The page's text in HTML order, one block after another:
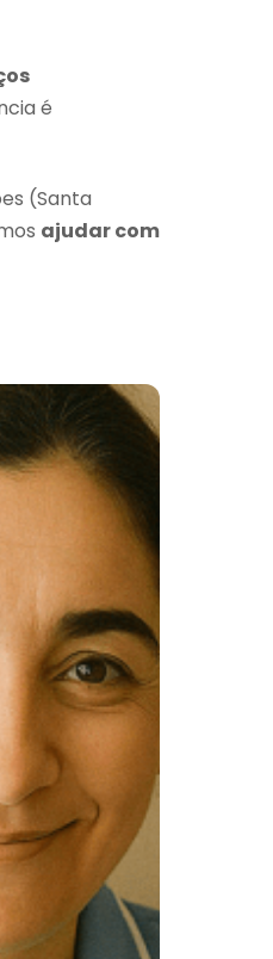
é
(Santa
ajudar com